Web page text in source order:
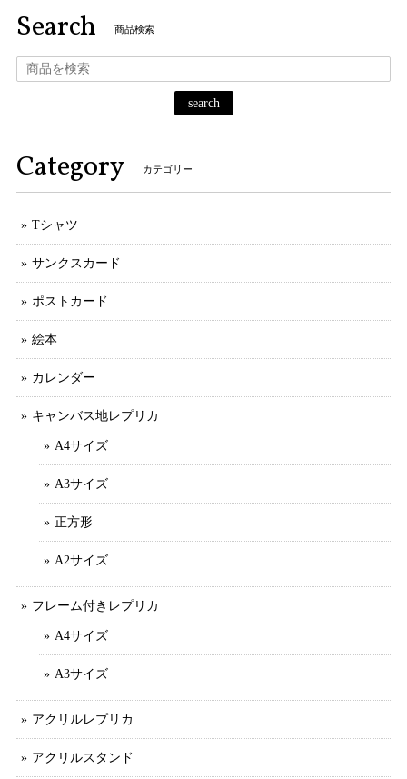
Search 商品検索
search
Category カテゴリー
Tシャツ
サンクスカード
ポストカード
絵本
カレンダー
キャンバス地レプリカ
A4サイズ
A3サイズ
正方形
A2サイズ
フレーム付きレプリカ
A4サイズ
A3サイズ
アクリルレプリカ
アクリルスタンド